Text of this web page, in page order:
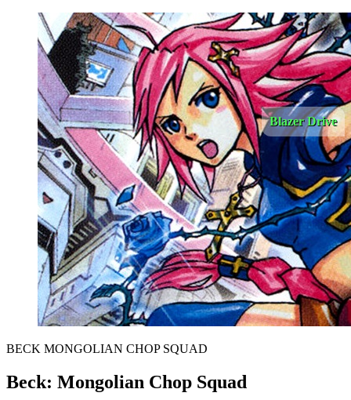
Blazer Drive
BECK MONGOLIAN CHOP SQUAD
Beck: Mongolian Chop Squad